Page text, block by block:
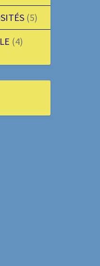
(5)
(4)